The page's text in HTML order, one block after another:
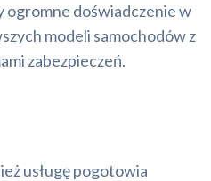
ogromne doświadczenie w
modeli samochodów z
zabezpieczeń.
usługę pogotowia